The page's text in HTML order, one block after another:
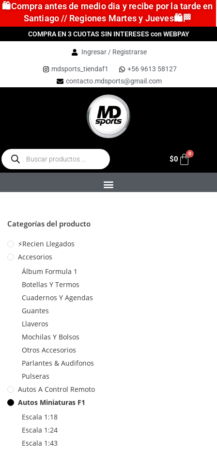
🛍️Compra antes de medio dia y recibe por la tarde en
Santiago // Regiones Martes y Jueves🛍️🏁
COMPRA EN 3 CUOTAS SIN INTERESES con WEBPAY
Ingresar / Registrarse
mdsports_tiendaf1
+56 9613 58127
contacto.mdsports@gmail.com
$0
Categorías del producto
⚡Recien Llegados
Accesorios
Álbum Formula 1
Botellas Y Termos
Cuadernos Y Agendas
Guantes
Llaveros
Mochilas Y Bolsos
Otros Accesorios
Parlantes & Audifonos
Pulseras
Autos A Control Remoto
Autos Miniaturas F1
Escala 1:18
Escala 1:24
Escala 1:43